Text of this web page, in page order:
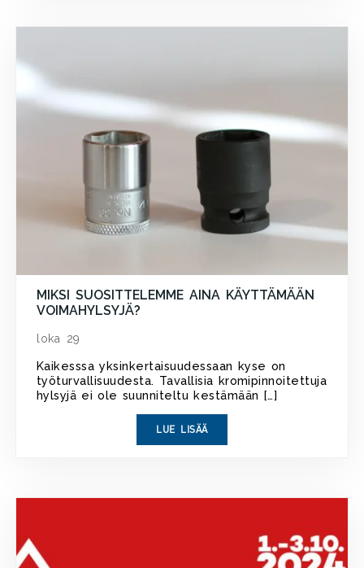
MIKSI SUOSITTELEMME AINA KÄYTTÄMÄÄN
VOIMAHYLSYJÄ?
loka 29
Kaikesssa yksinkertaisuudessaan kyse on
työturvallisuudesta. Tavallisia kromipinnoitettuja
hylsyjä ei ole suunniteltu kestämään […]
LUE LISÄÄ